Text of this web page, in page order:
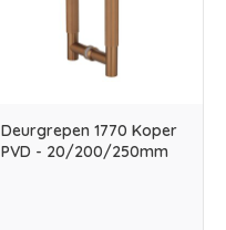
Deurgrepen 1770 Koper
PVD - 20/200/250mm